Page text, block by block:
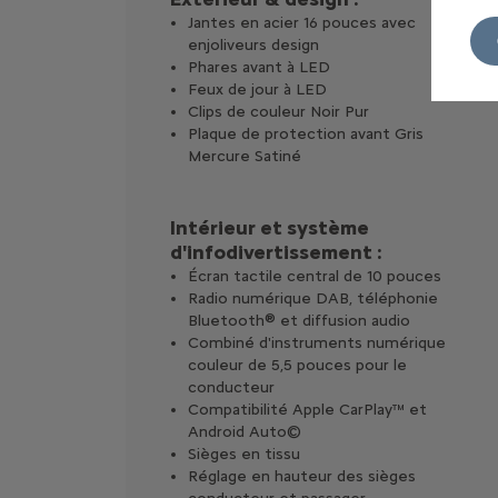
Jantes en acier 16 pouces avec
enjoliveurs design
Phares avant à LED
Feux de jour à LED
Clips de couleur Noir Pur
Plaque de protection avant Gris
Mercure Satiné
Intérieur et système
d'infodivertissement :
Écran tactile central de 10 pouces
Radio numérique DAB, téléphonie
Bluetooth® et diffusion audio
Combiné d'instruments numérique
couleur de 5,5 pouces pour le
conducteur
Compatibilité Apple CarPlay™ et
Android Auto©
Sièges en tissu
Réglage en hauteur des sièges